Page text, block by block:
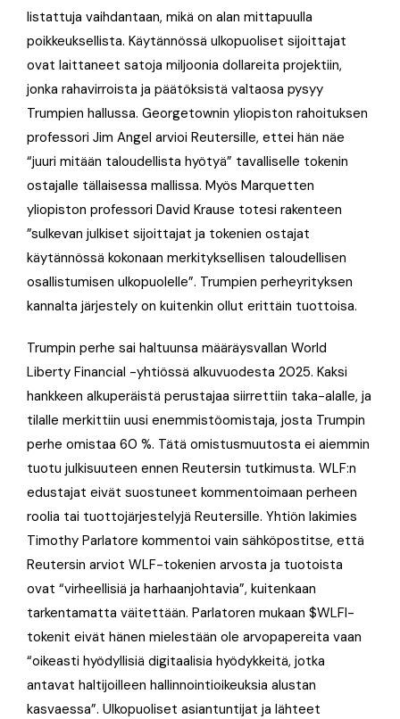
listattuja vaihdantaan, mikä on alan mittapuulla
poikkeuksellista. Käytännössä ulkopuoliset sijoittajat
ovat laittaneet satoja miljoonia dollareita projektiin,
jonka rahavirroista ja päätöksistä valtaosa pysyy
Trumpien hallussa. Georgetownin yliopiston rahoituksen
professori Jim Angel arvioi Reutersille, ettei hän näe
“juuri mitään taloudellista hyötyä” tavalliselle tokenin
ostajalle tällaisessa mallissa. Myös Marquetten
yliopiston professori David Krause totesi rakenteen
”sulkevan julkiset sijoittajat ja tokenien ostajat
käytännössä kokonaan merkityksellisen taloudellisen
osallistumisen ulkopuolelle”. Trumpien perheyrityksen
kannalta järjestely on kuitenkin ollut erittäin tuottoisa.
Trumpin perhe sai haltuunsa määräysvallan World
Liberty Financial -yhtiössä alkuvuodesta 2025. Kaksi
hankkeen alkuperäistä perustajaa siirrettiin taka-alalle, ja
tilalle merkittiin uusi enemmistöomistaja, josta Trumpin
perhe omistaa 60 %. Tätä omistusmuutosta ei aiemmin
tuotu julkisuuteen ennen Reutersin tutkimusta. WLF:n
edustajat eivät suostuneet kommentoimaan perheen
roolia tai tuottojärjestelyjä Reutersille. Yhtiön lakimies
Timothy Parlatore kommentoi vain sähköpostitse, että
Reutersin arviot WLF-tokenien arvosta ja tuotoista
ovat “virheellisiä ja harhaanjohtavia”, kuitenkaan
tarkentamatta väitettään. Parlatoren mukaan $WLFI-
tokenit eivät hänen mielestään ole arvopapereita vaan
“oikeasti hyödyllisiä digitaalisia hyödykkeitä, jotka
antavat haltijoilleen hallinnointioikeuksia alustan
kasvaessa”. Ulkopuoliset asiantuntijat ja lähteet